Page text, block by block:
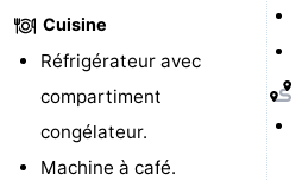
de
golf
Peche
Sportive
-
Equitation
Boire
Événements
Cuisine
Réfrigérateur avec
compartiment
congélateur.
Machine à café.